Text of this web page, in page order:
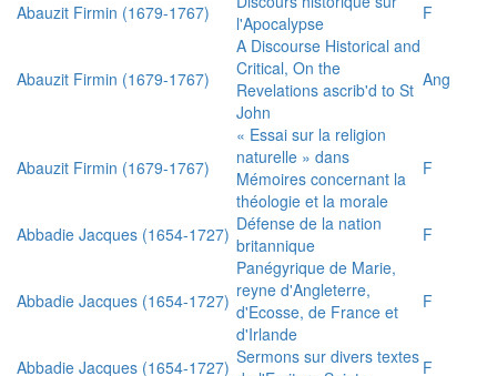
Abauzit Firmin (1679-1767)
l'Apocalypse
F
Abauzit Firmin (1679-1767)
A Discourse Historical and
Critical, On the
Revelations ascrib'd to St
John
Ang
Abauzit Firmin (1679-1767)
« Essai sur la religion
naturelle » dans
Mémoires concernant la
théologie et la morale
F
Abbadie Jacques (1654-1727) Défense de la nation
britannique
F
Abbadie Jacques (1654-1727)
Panégyrique de Marie,
reyne d'Angleterre,
d'Ecosse, de France et
d'Irlande
F
Abbadie Jacques (1654-1727) Sermons sur divers textes F